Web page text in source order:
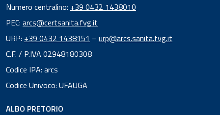
Numero centralino: +39 0432 1438010
PEC: arcs@certsanita.fvg.it
URP: +39 0432 1438151 – urp@arcs.sanita.fvg.it
C.F. / P.IVA 02948180308
Codice IPA: arcs
Codice Univoco: UFAUGA
ALBO PRETORIO